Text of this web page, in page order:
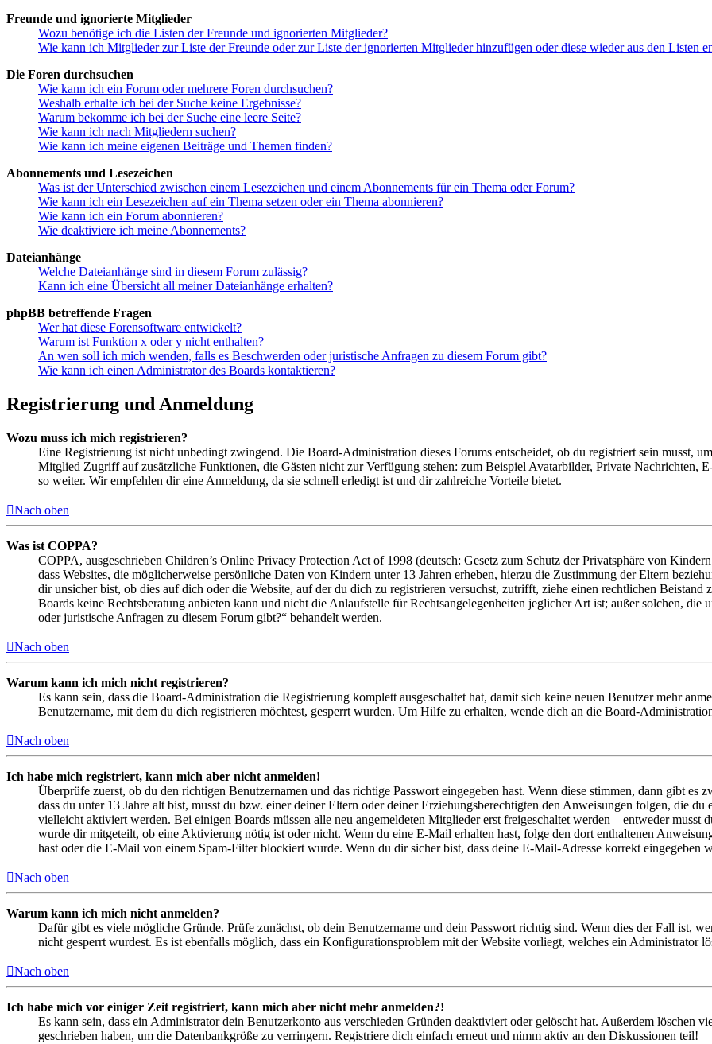
Freunde und ignorierte Mitglieder
Wozu benötige ich die Listen der Freunde und ignorierten Mitglieder?
Wie kann ich Mitglieder zur Liste der Freunde oder zur Liste der ignorierten Mitglieder hinzufügen oder diese wieder aus den Listen
Die Foren durchsuchen
Wie kann ich ein Forum oder mehrere Foren durchsuchen?
Weshalb erhalte ich bei der Suche keine Ergebnisse?
Warum bekomme ich bei der Suche eine leere Seite?
Wie kann ich nach Mitgliedern suchen?
Wie kann ich meine eigenen Beiträge und Themen finden?
Abonnements und Lesezeichen
Was ist der Unterschied zwischen einem Lesezeichen und einem Abonnements für ein Thema oder Forum?
Wie kann ich ein Lesezeichen auf ein Thema setzen oder ein Thema abonnieren?
Wie kann ich ein Forum abonnieren?
Wie deaktiviere ich meine Abonnements?
Dateianhänge
Welche Dateianhänge sind in diesem Forum zulässig?
Kann ich eine Übersicht all meiner Dateianhänge erhalten?
phpBB betreffende Fragen
Wer hat diese Forensoftware entwickelt?
Warum ist Funktion x oder y nicht enthalten?
An wen soll ich mich wenden, falls es Beschwerden oder juristische Anfragen zu diesem Forum gibt?
Wie kann ich einen Administrator des Boards kontaktieren?
Registrierung und Anmeldung
Wozu muss ich mich registrieren?
Eine Registrierung ist nicht unbedingt zwingend. Die Board-Administration dieses Forums entscheidet, ob du registriert sein musst,
Mitglied Zugriff auf zusätzliche Funktionen, die Gästen nicht zur Verfügung stehen: zum Beispiel Avatarbilder, Private Nachrichten,
so weiter. Wir empfehlen dir eine Anmeldung, da sie schnell erledigt ist und dir zahlreiche Vorteile bietet.
Nach oben
Was ist COPPA?
COPPA, ausgeschrieben Children’s Online Privacy Protection Act of 1998 (deutsch: Gesetz zum Schutz der Privatsphäre von
dass Websites, die möglicherweise persönliche Daten von Kindern unter 13 Jahren erheben, hierzu die Zustimmung der Eltern
dir unsicher bist, ob dies auf dich oder die Website, auf der du dich zu registrieren versuchst, zutrifft, ziehe einen rechtlichen
Boards keine Rechtsberatung anbieten kann und nicht die Anlaufstelle für Rechtsangelegenheiten jeglicher Art ist; außer solchen,
oder juristische Anfragen zu diesem Forum gibt?“ behandelt werden.
Nach oben
Warum kann ich mich nicht registrieren?
Es kann sein, dass die Board-Administration die Registrierung komplett ausgeschaltet hat, damit sich keine neuen Benutzer mehr
Benutzername, mit dem du dich registrieren möchtest, gesperrt wurden. Um Hilfe zu erhalten, wende dich an die Board-
Nach oben
Ich habe mich registriert, kann mich aber nicht anmelden!
Überprüfe zuerst, ob du den richtigen Benutzernamen und das richtige Passwort eingegeben hast. Wenn diese stimmen, dann gibt es
dass du unter 13 Jahre alt bist, musst du bzw. einer deiner Eltern oder deiner Erziehungsberechtigten den Anweisungen folgen, die
vielleicht aktiviert werden. Bei einigen Boards müssen alle neu angemeldeten Mitglieder erst freigeschaltet werden – entweder musst
wurde dir mitgeteilt, ob eine Aktivierung nötig ist oder nicht. Wenn du eine E-Mail erhalten hast, folge den dort enthaltenen
hast oder die E-Mail von einem Spam-Filter blockiert wurde. Wenn du dir sicher bist, dass deine E-Mail-Adresse korrekt eingegeben
Nach oben
Warum kann ich mich nicht anmelden?
Dafür gibt es viele mögliche Gründe. Prüfe zunächst, ob dein Benutzername und dein Passwort richtig sind. Wenn dies der Fall ist,
nicht gesperrt wurdest. Es ist ebenfalls möglich, dass ein Konfigurationsproblem mit der Website vorliegt, welches ein Administrator
Nach oben
Ich habe mich vor einiger Zeit registriert, kann mich aber nicht mehr anmelden?!
Es kann sein, dass ein Administrator dein Benutzerkonto aus verschieden Gründen deaktiviert oder gelöscht hat. Außerdem löschen
geschrieben haben, um die Datenbankgröße zu verringern. Registriere dich einfach erneut und nimm aktiv an den Diskussionen teil!